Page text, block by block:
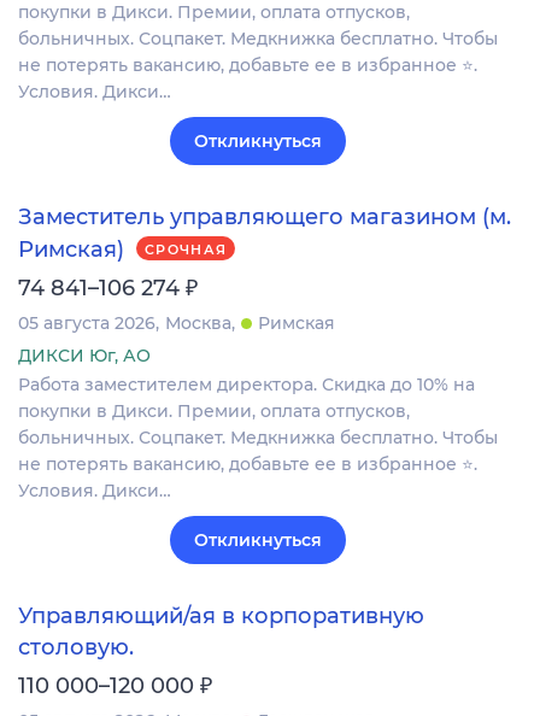
покупки в Дикси. Премии, оплата отпусков,
больничных. Соцпакет. Медкнижка бесплатно. Чтобы
не потерять вакансию, добавьте ее в избранное ⭐.
Условия. Дикси…
Откликнуться
Заместитель управляющего магазином (м.
Римская)
СРОЧНАЯ
74 841–106 274 ₽
05 августа 2026 Москва
Римская
ДИКСИ Юг, АО
Работа заместителем директора. Скидка до 10% на
покупки в Дикси. Премии, оплата отпусков,
больничных. Соцпакет. Медкнижка бесплатно. Чтобы
не потерять вакансию, добавьте ее в избранное ⭐.
Условия. Дикси…
Откликнуться
Управляющий/ая в корпоративную
столовую.
110 000–120 000 ₽